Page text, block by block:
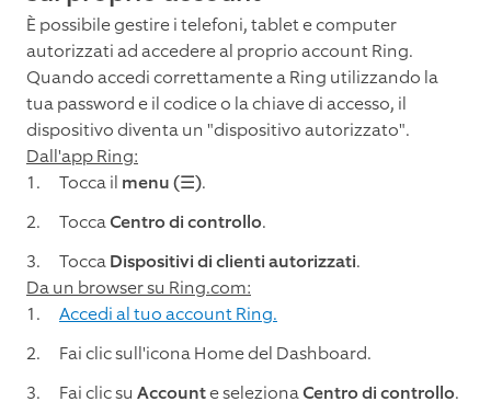
È possibile gestire i telefoni, tablet e computer
autorizzati ad accedere al proprio account Ring.
Quando accedi correttamente a Ring utilizzando la
tua password e il codice o la chiave di accesso, il
dispositivo diventa un "dispositivo autorizzato".
Dall'app Ring:
Tocca il menu (☰).
ToccaCentro di controllo.
ToccaDispositivi di clienti autorizzati.
Da un browser su Ring.com:
Accedi al tuo account Ring.
Fai clic sull'icona Home del Dashboard.
Fai clic su Accounte selezionaCentro di controllo.